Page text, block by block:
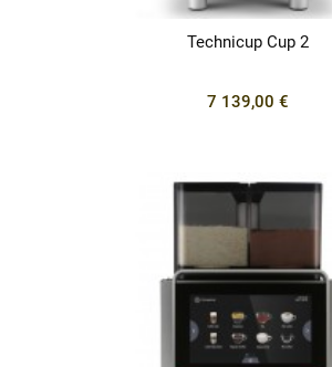
Technicup Cup 2
7 139,00 €